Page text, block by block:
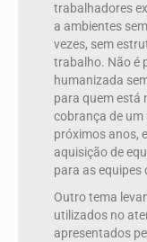
trabalhadores
a ambientes
vezes, sem
trabalho. Não é
humanizada
para quem está
cobrança de
próximos anos,
aquisição de
para as equipes
Outro tema
utilizados no
apresentados